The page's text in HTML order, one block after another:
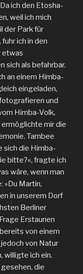
ich den Etosha-
weil ich mich
der Park für
ich in den
etwas
sich als befahrbar.
an einem Himba-
eingeladen,
und
Himba-Volk,
mir die
Tambee
sich die Himba-
bitte?«, fragte ich
wäre, wenn man
»Du Martin,
in unserem Dorf
Berliner
Erstaunen
von einem
von Natur
willigte ich ein.
die